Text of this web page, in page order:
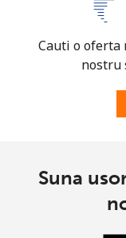
Cauti o oferta
nostru
Suna